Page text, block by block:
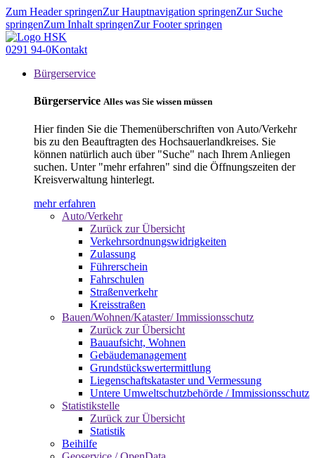
Zum Header springenZur Hauptnavigation springenZur Suche
springenZum Inhalt springenZur Footer springen
0291 94-0Kontakt
Bürgerservice
Bürgerservice Alles was Sie wissen müssen
Hier finden Sie die Themenüberschriften von Auto/Verkehr
bis zu den Beauftragten des Hochsauerlandkreises. Sie
können natürlich auch über "Suche" nach Ihrem Anliegen
suchen. Unter "mehr erfahren" sind die Öffnungszeiten der
Kreisverwaltung hinterlegt.
mehr erfahren
Auto/Verkehr
Zurück zur Übersicht
Verkehrsordnungswidrigkeiten
Zulassung
Führerschein
Fahrschulen
Straßenverkehr
Kreisstraßen
Bauen/Wohnen/Kataster/ Immissionsschutz
Zurück zur Übersicht
Bauaufsicht, Wohnen
Gebäudemanagement
Grundstückswertermittlung
Liegenschaftskataster und Vermessung
Untere Umweltschutzbehörde / Immissionsschutz
Statistikstelle
Zurück zur Übersicht
Statistik
Beihilfe